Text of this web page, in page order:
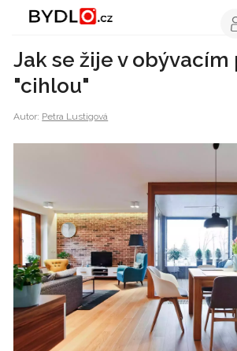
Jak se žije v obývacím
"cihlou"
Autor: Petra Lustigová